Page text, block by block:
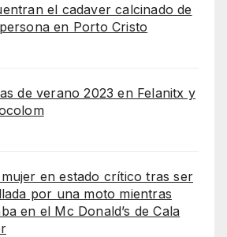
el cadaver calcinado de
en Porto Cristo
de verano 2023 en Felanitx y
en estado crítico tras ser
por una moto mientras
en el Mc Donald’s de Cala